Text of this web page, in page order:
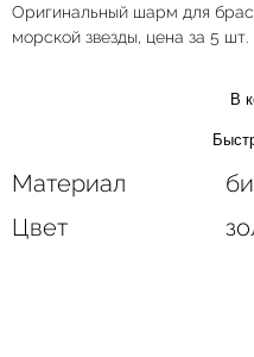
Оригинальный шарм для
морской звезды, цена за 5 шт.
В
Материал
Цвет